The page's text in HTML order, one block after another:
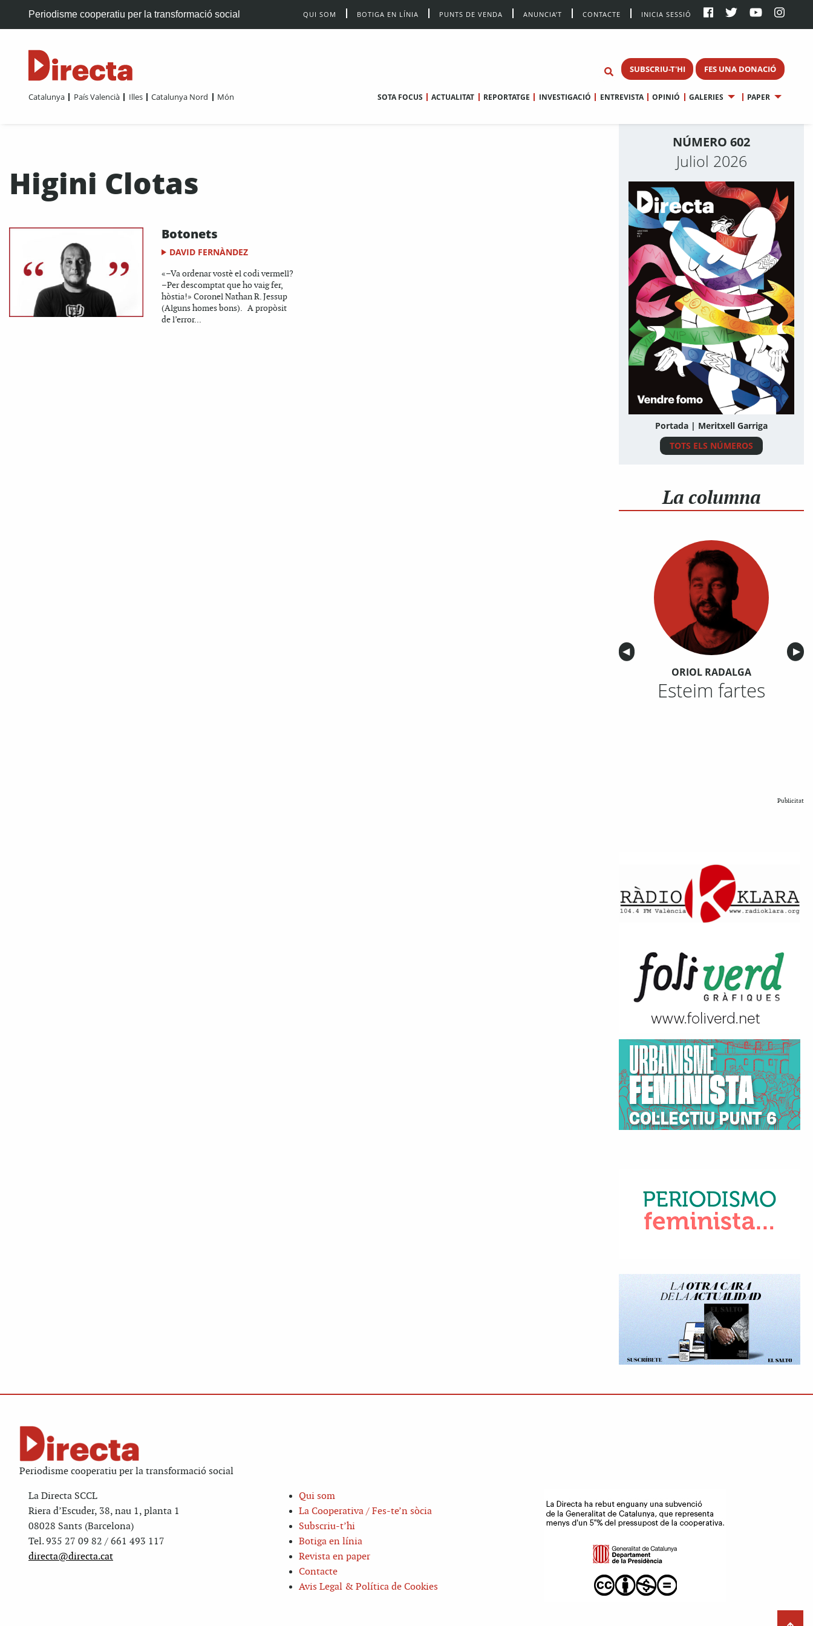
Periodisme cooperatiu per la transformació social QUI SOM BOTIGA EN LÍNIA PUNTS DE VENDA ANUNCIA’T CONTACTE INICIA SESSIÓ
SUBSCRIU-T'HI FES UNA DONACIÓ
Catalunya País Valencià Illes Catalunya Nord Món SOTA FOCUS ACTUALITAT REPORTATGE INVESTIGACIÓ ENTREVISTA OPINIÓ GALERIES PAPER
Higini Clotas
Botonets
DAVID FERNÀNDEZ
«–Va ordenar vostè el codi vermell?
–Per descomptat que ho vaig fer,
hòstia!» Coronel Nathan R. Jessup
(Alguns homes bons). A propòsit
de l’error...
NÚMERO 602
Juliol 2026
Portada | Meritxell Garriga
TOTS ELS NÚMEROS
La columna
Anterior
◀︎ ▶︎
ORIOL RADALGA
Esteim fartes
Publicitat
Periodisme cooperatiu per la transformació social
La Directa SCCL
Riera d’Escuder, 38, nau 1, planta 1
08028 Sants (Barcelona)
Tel. 935 27 09 82 / 661 493 117
directa@directa.cat
Qui som
La Cooperativa / Fes-te’n sòcia
Subscriu-t’hi
Botiga en línia
Revista en paper
Contacte
Avis Legal & Política de Cookies